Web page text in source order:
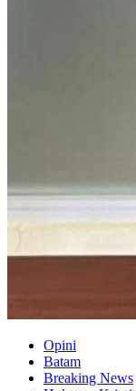
Opini
Batam
Breaking News